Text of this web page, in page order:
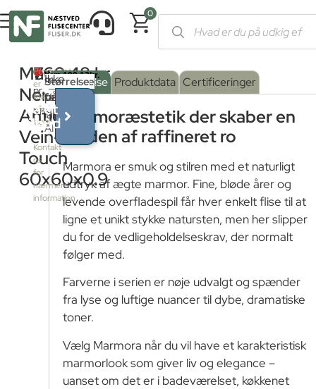
0
Forside/Shop/Fliser og klinker
Marmora
Nero
Antico
Vein-
Touch
60x60x0.9
760,48kr.
pr.
M²
Produktet
er
ikke
på
lager
–
Kontakt
os
for
nærmere
information
Serie
farve
NERO
ANTICO
Overflade:
VeinTouch
Blank
Mat
VeinTouch
Størrelse
Ikke
på
lager
Få et
tilbud
Beskrivelse Produktdata Certificeringer
Marmoræstetik der skaber en
verden af raffineret ro
Marmora er smuk og stilren med et naturligt
udtryk af ægte marmor. Fine, bløde årer og
levende overfladespil får hver enkelt flise til at
ligne et unikt stykke natursten, men her slipper
du for de vedligeholdelseskrav, der normalt
følger med.
Farverne i serien er nøje udvalgt og spænder
fra lyse og luftige nuancer til dybe, dramatiske
toner.
Vælg Marmora når du vil have et karakteristisk
marmorlook som giver liv og elegance –
uanset om det er i badeværelset, køkkenet